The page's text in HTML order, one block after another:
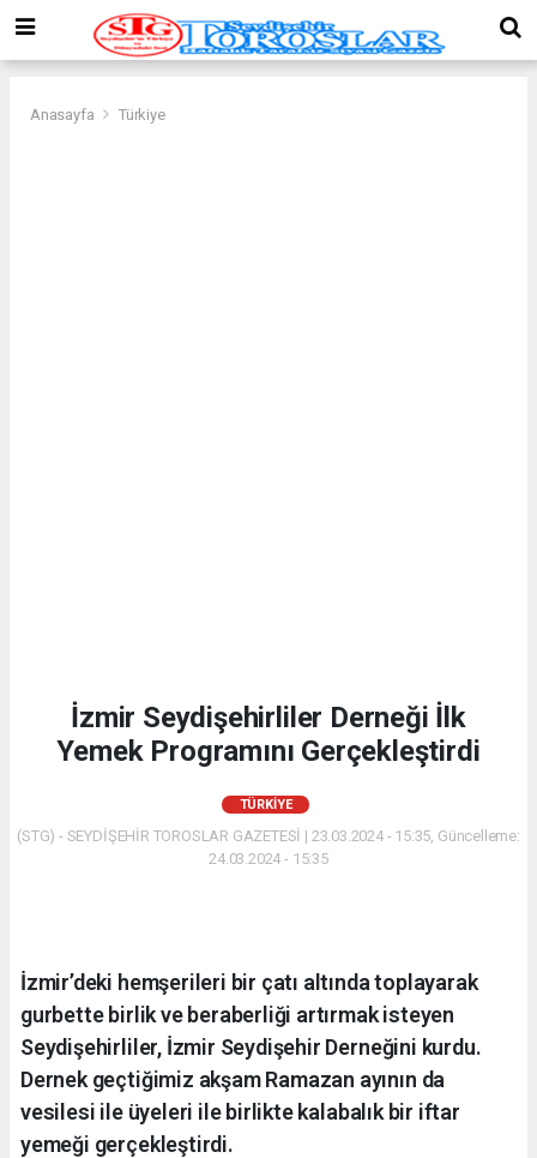
Anasayfa Türkiye
İzmir Seydişehirliler Derneği İlk
Yemek Programını Gerçekleştirdi
TÜRKIYE
(STG) - SEYDİŞEHİR TOROSLAR GAZETESİ | 23.03.2024 - 15:35, Güncelleme:
24.03.2024 - 15:35
İzmir’deki hemşerileri bir çatı altında toplayarak
gurbette birlik ve beraberliği artırmak isteyen
Seydişehirliler, İzmir Seydişehir Derneğini kurdu.
Dernek geçtiğimiz akşam Ramazan ayının da
vesilesi ile üyeleri ile birlikte kalabalık bir iftar
yemeği gerçekleştirdi.